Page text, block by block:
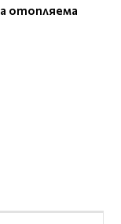
отопляема